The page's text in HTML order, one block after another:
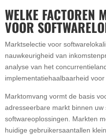
WELKE FACTOREN
VOOR
Marktselectie voor
nauwkeurigheid van
analyse van het
implementatiehaalbaarheid
Marktomvang vormt de basis
adresseerbare markt binnen
softwareoplossingen. Markten
huidige gebruikersaantallen